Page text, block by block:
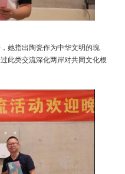
她指出陶瓷作为中华文明的瑰
此类交流深化两岸对共同文化根